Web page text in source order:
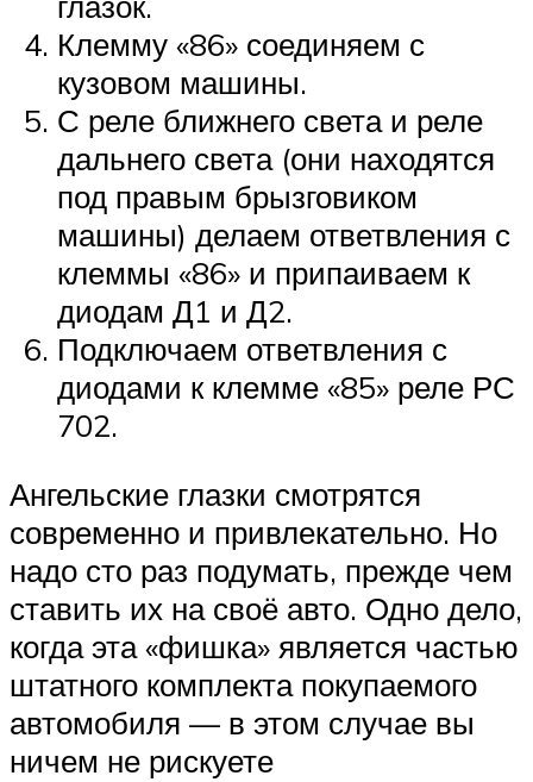
Клемму «86» соединяем с
кузовом машины.
С реле ближнего света и реле
дальнего света (они находятся
под правым брызговиком
машины) делаем ответвления с
клеммы «86» и припаиваем к
диодам Д1 и Д2.
Подключаем ответвления с
диодами к клемме «85» реле РС
702.
Ангельские глазки смотрятся
современно и привлекательно. Но
надо сто раз подумать, прежде чем
ставить их на своё авто. Одно дело,
когда эта «фишка» является частью
штатного комплекта покупаемого
автомобиля — в этом случае вы
ничем не рискуете